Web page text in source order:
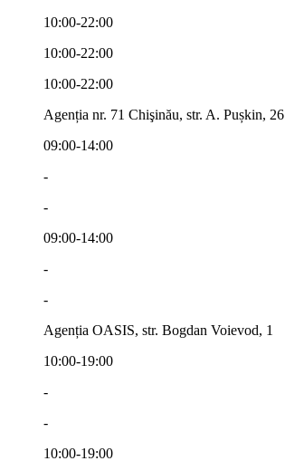
10:00-22:00
10:00-22:00
10:00-22:00
Agenția nr. 71 Chişinău, str. A. Pușkin, 26
09:00-14:00
-
-
09:00-14:00
-
-
Agenția OASIS, str. Bogdan Voievod, 1
10:00-19:00
-
-
10:00-19:00